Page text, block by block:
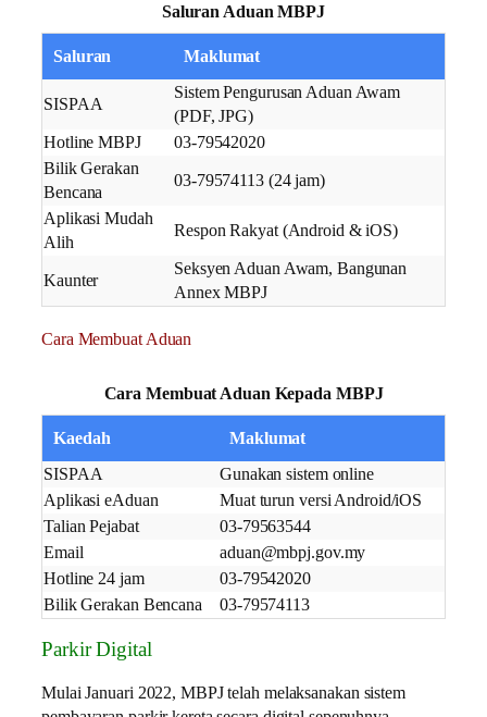
Saluran Aduan MBPJ
Saluran Maklumat
SISPAA
Sistem Pengurusan Aduan Awam
(PDF, JPG)
Hotline MBPJ
03-79542020
Bilik Gerakan
Bencana
03-79574113 (24 jam)
Aplikasi Mudah
Alih
Respon Rakyat (Android & iOS)
Kaunter
Seksyen Aduan Awam, Bangunan
Annex MBPJ
Cara Membuat Aduan
Cara Membuat Aduan Kepada MBPJ
Kaedah
Maklumat
SISPAA
Gunakan sistem online
Aplikasi eAduan
Muat turun versi Android/iOS
Talian Pejabat
03-79563544
Email
aduan@mbpj.gov.my
Hotline 24 jam
03-79542020
Bilik Gerakan Bencana
03-79574113
Parkir Digital
Mulai Januari 2022, MBPJ telah melaksanakan sistem